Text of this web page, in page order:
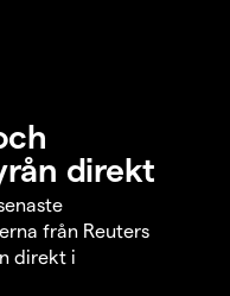
direkt
från Reuters
direkt i